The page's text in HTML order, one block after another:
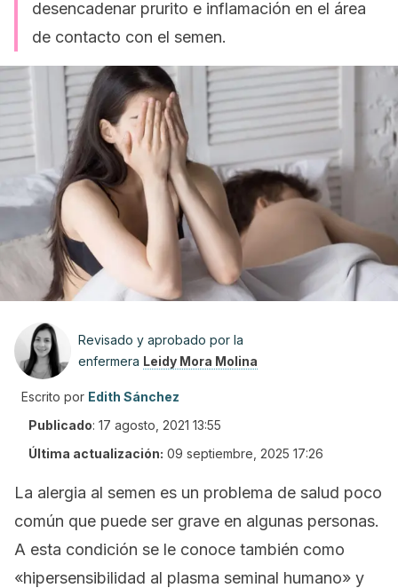
desencadenar prurito e inflamación en el área
de contacto con el semen.
Revisado y aprobado por la
enfermera Leidy Mora Molina
Escrito por Edith Sánchez
Publicado: 17 agosto, 2021 13:55
Última actualización: 09 septiembre, 2025 17:26
La alergia al semen es un problema de salud poco
común que puede ser grave en algunas personas.
A esta condición se le conoce también como
«hipersensibilidad al plasma seminal humano» y